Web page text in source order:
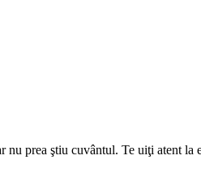
prea ştiu cuvântul. Te uiţi atent la